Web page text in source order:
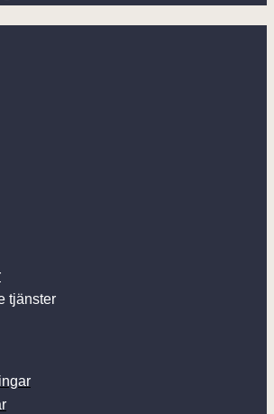
tjänster